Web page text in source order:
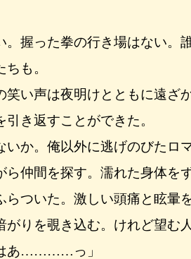
握った拳の行き場はない。
も。
い声は夜明けとともに遠ざ
引き返すことができた。
か。俺以外に逃げのびたロマ
仲間を探す。濡れた身体を
らついた。激しい頭痛と眩暈
がりを覗き込む。けれど望む
あ…………っ」